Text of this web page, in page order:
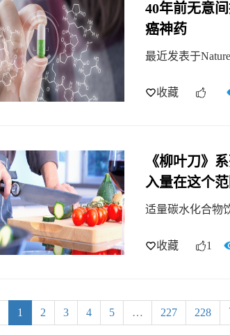
40年前无意
癌神药
最近发表于
收藏
《柳叶刀》
入量在这个
适量碳水化合物
收藏 1
1 2 3 4 5 … 227 228